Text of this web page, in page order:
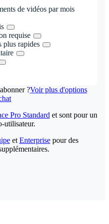
de vidéos par mois
requise
plus rapides
?Voir plus d'options
Pro Standard et sont pour un
utilisateur.
et Enterprisepour des